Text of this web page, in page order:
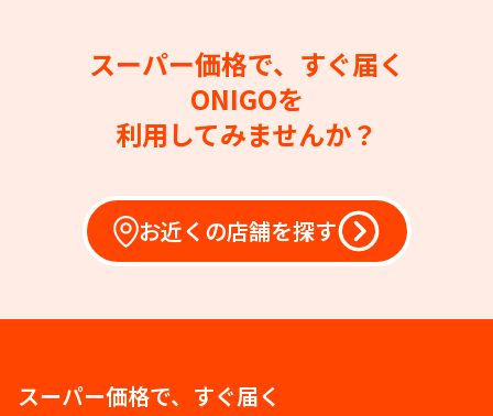
スーパー価格で、すぐ届く
ONIGOを
利用してみませんか？
お近くの店舗を探す
スーパー価格で、すぐ届く